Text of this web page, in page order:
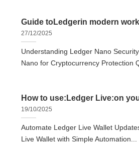
Guide toLedgerin modern
27/12/2025
Understanding Ledger Nano
Nano for Cryptocurrency Protection
How to use:Ledger Live:on
19/10/2025
Automate Ledger Live Wallet
Live Wallet with Simple Automation...